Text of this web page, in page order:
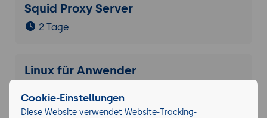
Squid Proxy Server
2 Tage
Linux für Anwender
Cookie-Einstellungen
Diese Website verwendet Website-Tracking-